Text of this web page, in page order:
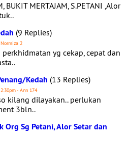
BUKIT MERTAJAM, S.PETANI ,Alor
(9 Replies)
2
yg cekap, cepat dan
Kedah (13 Replies)
- Ann 174
kilang dilayakan.. perlukan
3bln..
Org Sg Petani, Alor Setar dan